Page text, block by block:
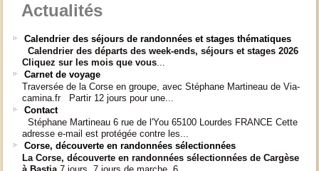
Actualités
Calendrier des séjours de randonnées et stages thématiques
Calendrier des départs des week-ends, séjours et stages 2026
Cliquez sur les mois que vous...
Carnet de voyage
Traversée de la Corse en groupe, avec Stéphane Martineau de Via-
camina.fr Partir 12 jours pour une...
Contact
Stéphane Martineau 6 rue de l'You 65100 Lourdes FRANCE Cette
adresse e-mail est protégée contre les...
Corse, découverte en randonnées sélectionnées
La Corse, découverte en randonnées sélectionnées de Cargèse